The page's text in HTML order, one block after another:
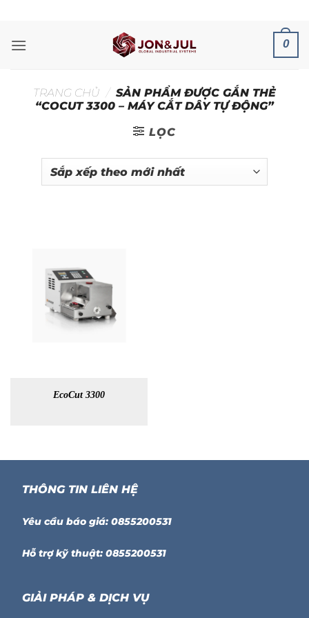
nội
0
TRANG CHỦ / SẢN PHẨM ĐƯỢC GẮN THẺ
“COCUT 3300 – MÁY CẮT DÂY TỰ ĐỘNG”
LỌC
EcoCut 3300
THÔNG TIN LIÊN HỆ
Yêu cầu báo giá: 0855200531
Hỗ trợ kỹ thuật: 0855200531
GIẢI PHÁP & DỊCH VỤ